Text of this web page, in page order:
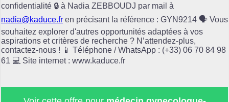
confidentialité 🔒 à Nadia ZEBBOUDJ par mail à
nadia@kaduce.fr en précisant la référence : GYN9214 🗣️ Vous
souhaitez explorer d'autres opportunités adaptées à vos
aspirations et critères de recherche ? N’attendez-plus,
contactez-nous ! 📱 Téléphone / WhatsApp : (+33) 06 70 84 98
61 💻 Site internet : www.kaduce.fr